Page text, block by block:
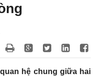
hệ chung giữa hai